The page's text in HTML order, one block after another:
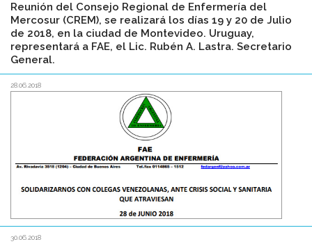
Reunión del Consejo Regional de Enfermería del
Mercosur (CREM), se realizará los días 19 y 20 de Julio
de 2018, en la ciudad de Montevideo. Uruguay,
representará a FAE, el Lic. Rubén A. Lastra. Secretario
General.
28.06.2018
30.06.2018